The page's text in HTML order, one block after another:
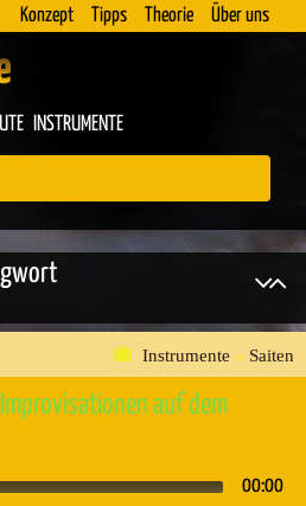
Konzept Tipps Theorie Über uns
INSTRUMENTE
Instrumente » Saiten
auf dem
00:00